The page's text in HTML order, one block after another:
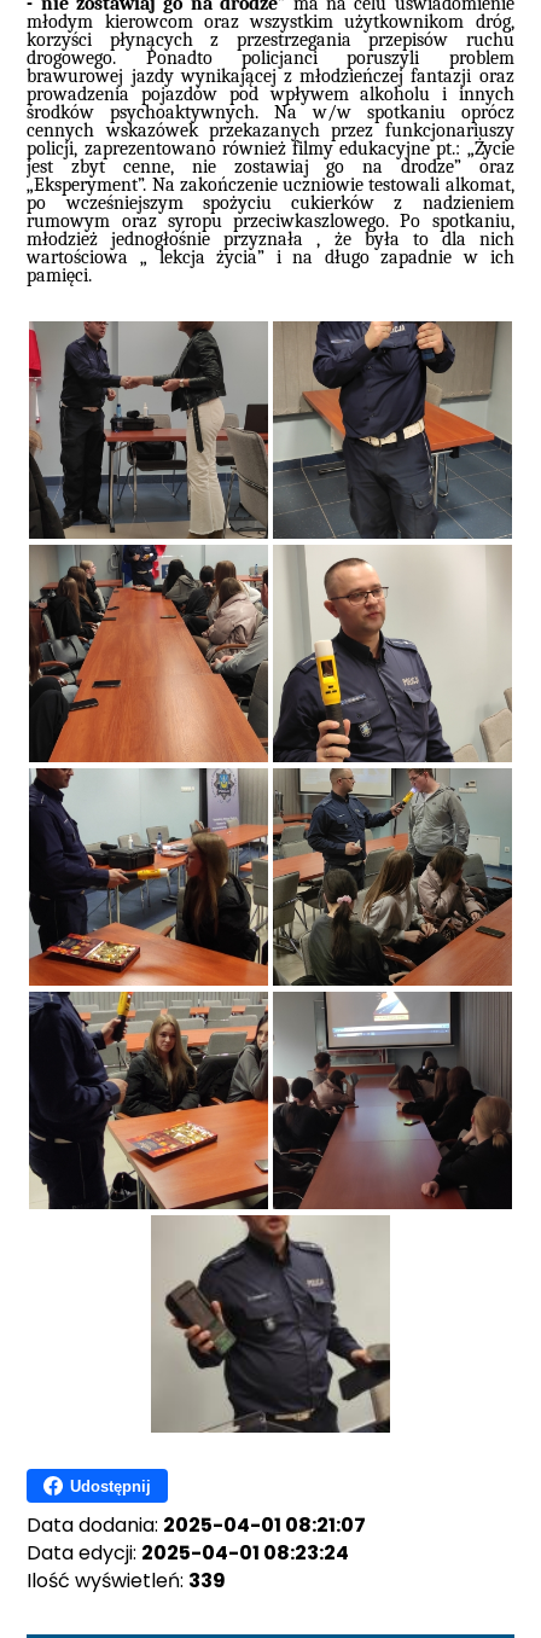
młodym kierowcom oraz wszystkim użytkownikom dróg,
korzyści płynących z przestrzegania przepisów ruchu
drogowego. Ponadto policjanci poruszyli problem
brawurowej jazdy wynikającej z młodzieńczej fantazji oraz
prowadzenia pojazdów pod wpływem alkoholu i innych
środków psychoaktywnych. Na w/w spotkaniu oprócz
cennych wskazówek przekazanych przez funkcjonariuszy
policji, zaprezentowano również filmy edukacyjne pt.: „Życie
jest zbyt cenne, nie zostawiaj go na drodze” oraz
„Eksperyment”. Na zakończenie uczniowie testowali alkomat,
po wcześniejszym spożyciu cukierków z nadzieniem
rumowym oraz syropu przeciwkaszlowego. Po spotkaniu,
młodzież jednogłośnie przyznała , że była to dla nich
wartościowa „ lekcja życia” i na długo zapadnie w ich
pamięci.
Udostępnij
Data dodania: 2025-04-01 08:21:07
Data edycji: 2025-04-01 08:23:24
Ilość wyświetleń: 339